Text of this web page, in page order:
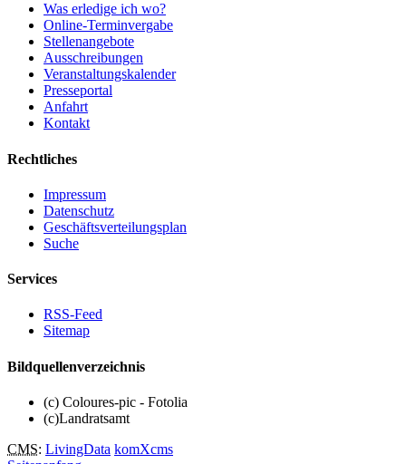
Was erledige ich wo?
Online-Terminvergabe
Stellenangebote
Ausschreibungen
Veranstaltungskalender
Presseportal
Anfahrt
Kontakt
Rechtliches
Impressum
Datenschutz
Geschäftsverteilungsplan
Suche
Services
RSS-Feed
Sitemap
Bildquellenverzeichnis
(c) Coloures-pic - Fotolia
(c)Landratsamt
CMS: LivingData komXcms